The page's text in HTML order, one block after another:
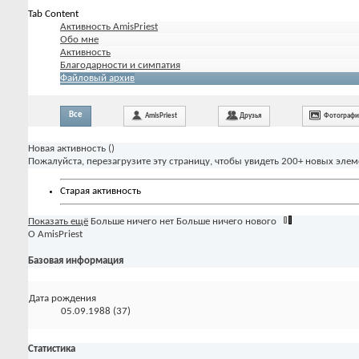
Tab Content
Активность AmisPriest
Обо мне
Активность
Благодарности и симпатия
Файловый архив
Все AmisPriest Друзья
Новая активность ()
Пожалуйста, перезагрузите эту страницу, чтобы увидеть 200+ новых
Старая активность
Показать ещё Больше ничего нет Больше ничего нового
О AmisPriest
Базовая информация
Дата рождения
05.09.1988 (37)
Статистика